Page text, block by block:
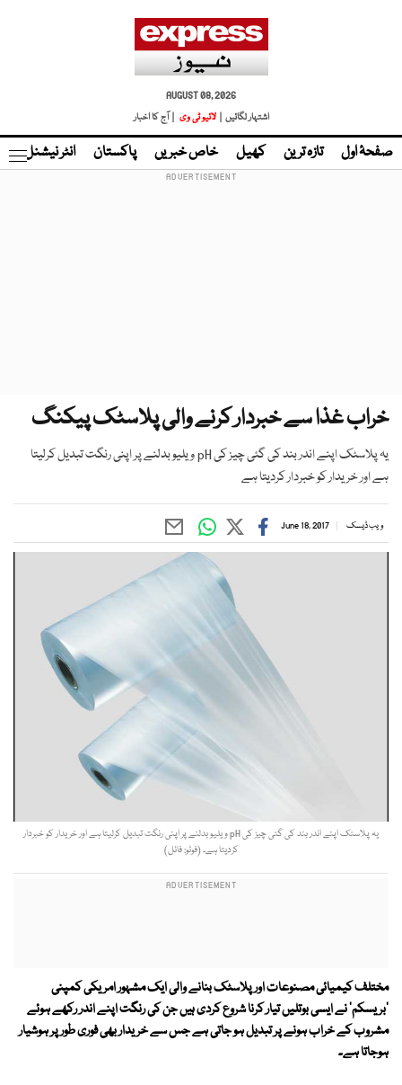
AUGUST 08, 2026
اشتہار لگائیں |
لائیو ٹی وی | آج کا اخبار
صفحۂ اول تازہ ترین کھیل خاص خبریں پاکستان انٹر نیشنل
خراب غذا سے خبردار کرنے والی پلاسٹک پیکنگ
یہ پلاسٹک اپنے اندر بند کی گئی چیز کی pH ویلیو بدلنے پر اپنی رنگت تبدیل کرلیتا
ہے اور خریدار کو خبردار کردیتا ہے
ویب ڈیسک June 18, 2017
یہ پلاسٹک اپنے اندر بند کی گئی چیز کی pH ویلیو بدلنے پر اپنی رنگت تبدیل کرلیتا ہے اور خریدار کو خبردار
کردیتا ہے۔ (فوٹو: فائل)
مختلف کیمیائی مصنوعات اور پلاسٹک بنانے والی ایک مشہور امریکی کمپنی
'بریسکم' نے ایسی بوتلیں تیار کرنا شروع کردی ہیں جن کی رنگت اپنے اندر رکھے ہوئے
مشروب کے خراب ہونے پر تبدیل ہو جاتی ہے جس سے خریدار بھی فوری طور پر ہوشیار
ہوجاتا ہے۔